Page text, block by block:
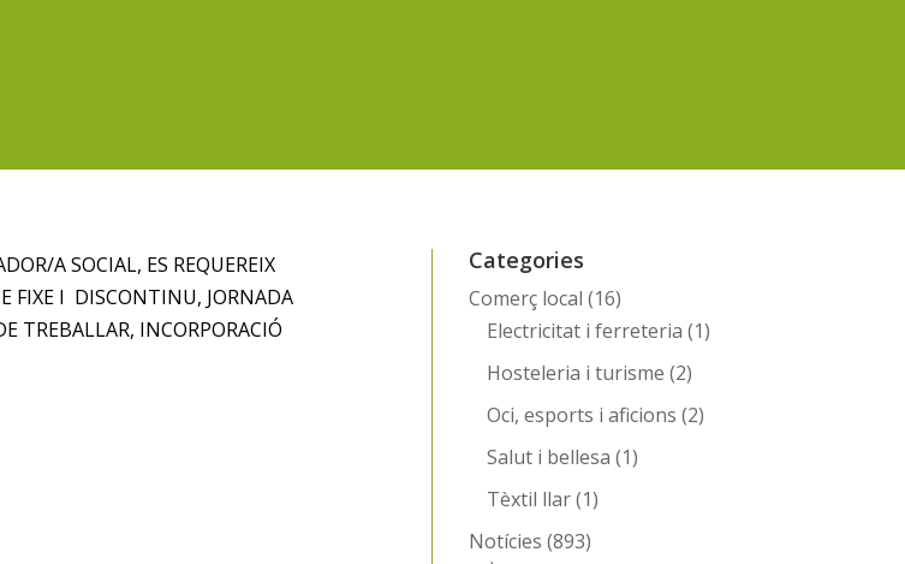
A SOCIAL, ES REQUEREIX
FIXE I DISCONTINU, JORNADA
TREBALLAR, INCORPORACIÓ
Categories
Comerç local (16)
Electricitat i ferreteria (1)
Hosteleria i turisme (2)
Oci, esports i aficions (2)
Salut i bellesa (1)
Tèxtil llar(1)
Notícies (893)